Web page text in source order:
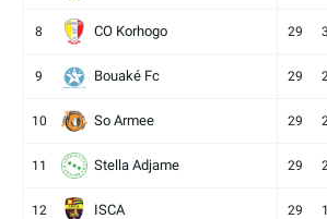
8 CO Korhogo 29
9 Bouaké Fc 29
10 So Armee 29
11 Stella Adjame 29
12 ISCA 29